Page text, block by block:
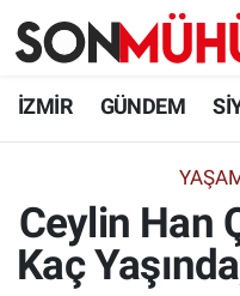
İZMİR GÜNDEM
Ceylin Han
Kaç
İzmir Nöbetçi
İzmir Namaz
İzmir Trafik